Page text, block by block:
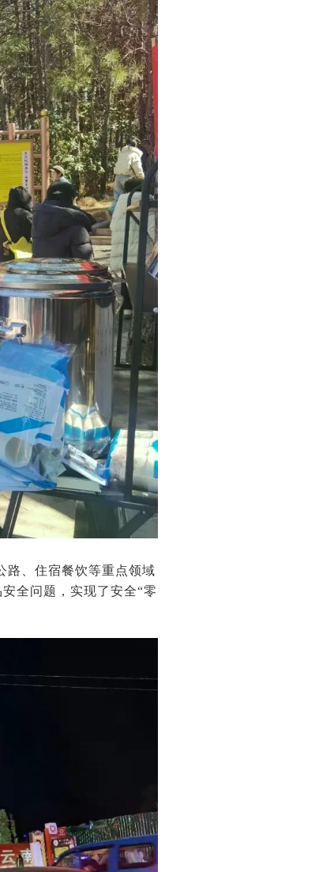
路、住宿餐饮等重点领域
全问题，实现了安全“零